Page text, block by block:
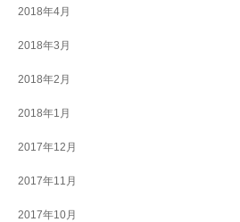
2018年4月
2018年3月
2018年2月
2018年1月
2017年12月
2017年11月
2017年10月